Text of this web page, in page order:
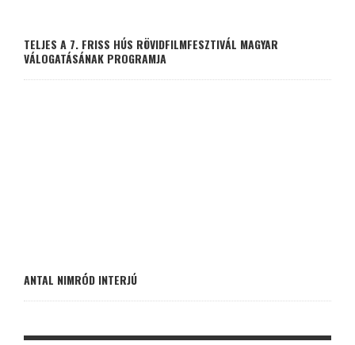
TELJES A 7. FRISS HÚS RÖVIDFILMFESZTIVÁL MAGYAR
VÁLOGATÁSÁNAK PROGRAMJA
ANTAL NIMRÓD INTERJÚ